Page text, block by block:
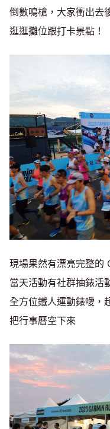
倒數鳴槍，大家衝出去
逛逛攤位跟打卡景點！
現場果然有漂亮完整的
當天活動有社群抽錶活
全方位鐵人運動錶噯，
把行事曆空下來